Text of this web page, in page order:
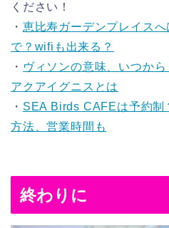
ください！
・ 恵比寿ガーデンプレイス
で？wifiも出来る？
・ ヴィソンの意味、いつか
アクアイグニスとは
・ SEA Birds CAFEは予約制
方法、営業時間も
終わりに